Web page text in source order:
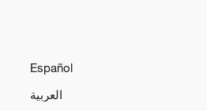
Español
العربية